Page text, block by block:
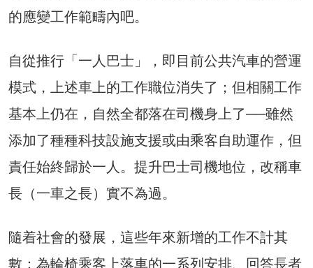
的應變工作範疇內吧。
自從推行「一人巴士」，即目前公共汽車的營運
模式，上述車上的工作職位消失了；但相關工作
基本上仍在，自然全都落在司機身上了──雖然
添加了種種科技設施支援或由乘客自助運作，但
責任始終歸於一人。提升巴士司機地位，改稱車
長（一車之長）實不為過。
隨着社會的發展，這些年來新增的工作不計其
數：為輪椅乘客上落車的一系列安排、回答長者